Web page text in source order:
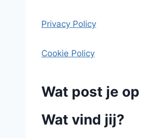
Privacy Policy
Cookie Policy
Wat post je
Wat vind jij?